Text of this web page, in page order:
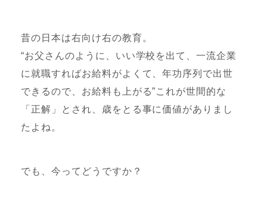
昔の日本は右向け右の教育。
“お父さんのように、いい学校を出て、一流企業
に就職すればお給料がよくて、年功序列で出世
できるので、お給料も上がる”これが世間的な
「正解」とされ、歳をとる事に価値がありまし
たよね。
でも、今ってどうですか？